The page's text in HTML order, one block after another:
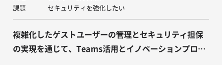
課題
セキュリティを強化したい
複雑化したゲストユーザーの管理とセキュリティ担保
の実現を通じて、Teams活用とイノベーションプロジ